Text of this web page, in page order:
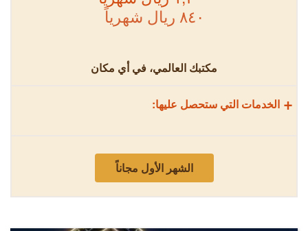
٨٤٠ ريال شهرياً
مكتبك العالمي، في أي مكان
الخدمات التي ستحصل عليها: +
الشهر الأول مجاناً